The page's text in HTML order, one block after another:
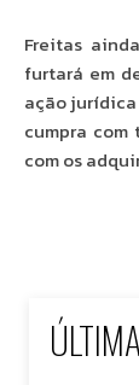
Freitas
furtará em
ação
cumpra com
com os